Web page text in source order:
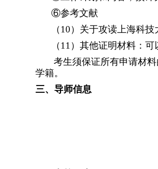
⑥参考文献
（10）关于攻读上海科
（11 ）其他证明材料：可
考生须保证所有申请材
学籍。
三、导师信息